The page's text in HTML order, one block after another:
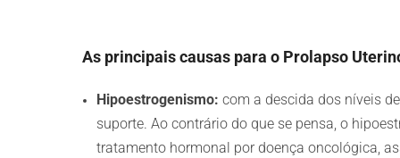
As principais causas para o Prolapso
Hipoestrogenismo: com a descida dos níveis
suporte. Ao contrário do que se pensa, o
tratamento hormonal por doença oncológica,